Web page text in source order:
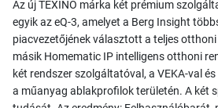
Az új TEXINO márka két prémium
egyik az eQ-3, amelyet a Berg Insight
piacvezetőjének választott a teljes otthoni
másik Homematic IP intelligens otthoni
két rendszer szolgáltatóval, a VEKA-val
a műanyag ablakprofilok területén. A két